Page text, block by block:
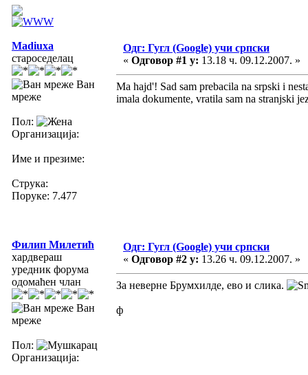
Madiuxa
староседелац
Ван
мреже
Пол:
Организација:
Име и презиме:
Струка:
Поруке: 7.477
Одг: Гугл (Google) учи српски
« Одговор #1 у: 13.18 ч. 09.12.2007. »
Ma hajd'! Sad sam prebacila na srpski i
imala dokumente, vratila sam na stranjski
Филип Милетић
хардвераш
уредник форума
одомаћен члан
Ван
мреже
Пол:
Организација:
Одг: Гугл (Google) учи српски
« Одговор #2 у: 13.26 ч. 09.12.2007. »
За неверне Брумхилде, ево и слика.
ф